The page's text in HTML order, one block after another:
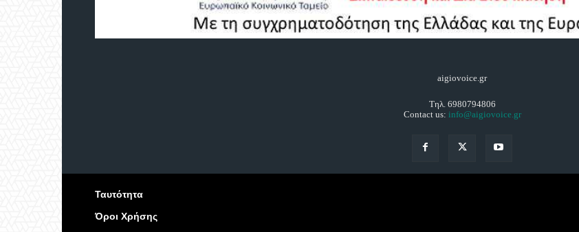
aigiovoice.gr
Τηλ. 6980794806
Contact us: info@aigiovoice.gr
Ταυτότητα
Όροι Χρήσης